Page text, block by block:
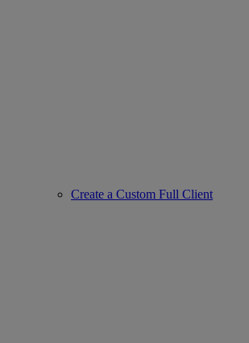
Create a Custom Full Client